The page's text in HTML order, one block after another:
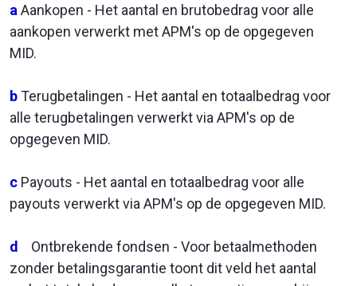
a Aankopen - Het aantal en brutobedrag voor alle
aankopen verwerkt met APM's op de opgegeven
MID.
bTerugbetalingen - Het aantal en totaalbedrag voor
alle terugbetalingen verwerkt via APM's op de
opgegeven MID.
c Payouts - Het aantal en totaalbedrag voor alle
payouts verwerkt via APM's op de opgegeven MID.
d Ontbrekende fondsen - Voor betaalmethoden
zonder betalingsgarantie toont dit veld het aantal